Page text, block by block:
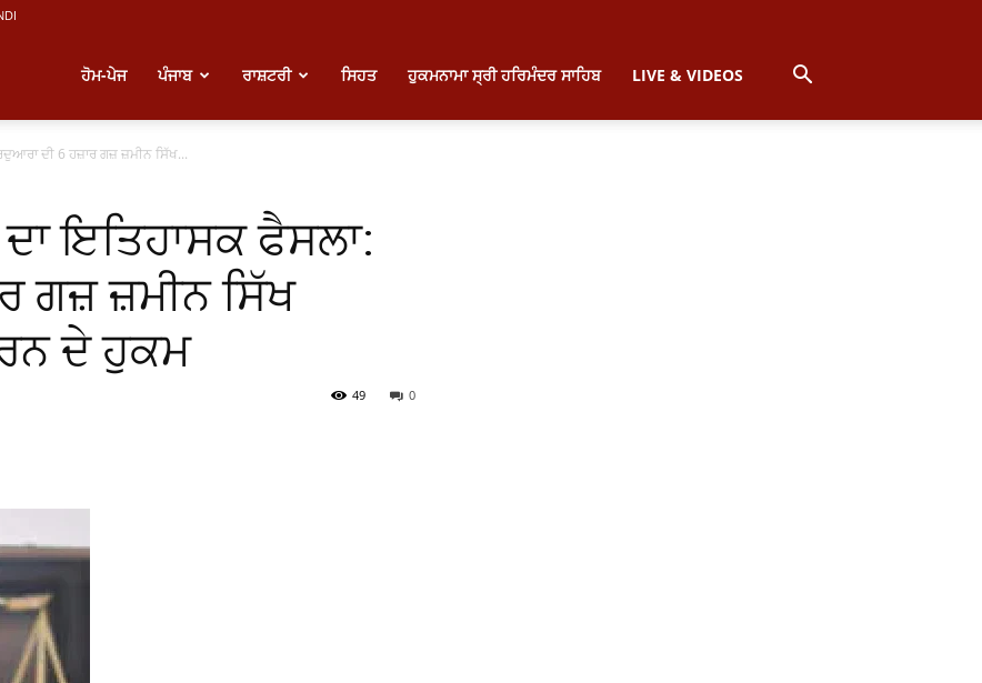
ਹੋਮ-ਪੇਜ ਪੰਜਾਬ ਰਾਸ਼ਟਰੀ ਸਿਹਤ ਹੁਕਮਨਾਮਾ ਸ੍ਰੀ ਹਰਿਮੰਦਰ ਸਾਹਿਬ LIVE & VIDEOS
ਦੀ 6 ਹਜ਼ਾਰ ਗਜ਼ ਜ਼ਮੀਨ ਸਿੱਖ...
ਇਤਿਹਾਸਕ ਫੈਸਲਾ:
ਗਜ਼ ਜ਼ਮੀਨ ਸਿੱਖ
ਦੇ ਹੁਕਮ
0
49